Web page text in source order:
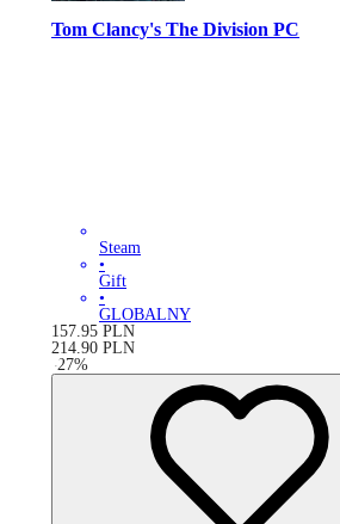
Tom Clancy's The Division PC
Steam
•
Gift
•
GLOBALNY
157.95 PLN
214.90 PLN
-27%